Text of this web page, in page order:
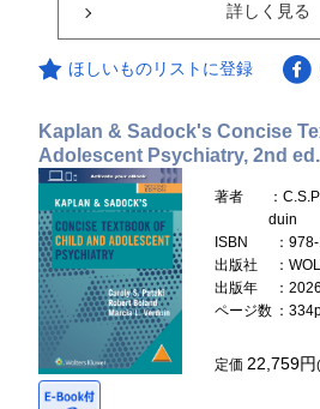
詳しく見る
ほしいものリストに登録
Kaplan & Sadock's Concise
Adolescent Psychiatry, 2nd ed.
著者
：
duin
ISBN
：
出版社
：
出版年
：
ページ数 ：
定価22,759円